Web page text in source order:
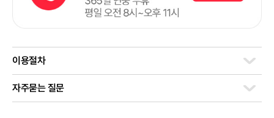
이용절차
자주묻는 질문